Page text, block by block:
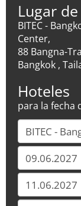
Lugar
BITEC -
Center,
88 Bangna-
Bangkok ,
Hoteles
para la fecha